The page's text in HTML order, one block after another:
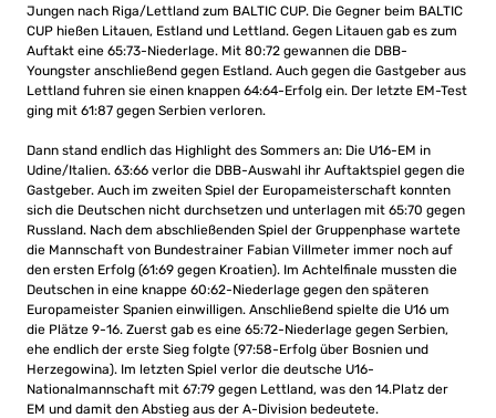
Jungen nach Riga/Lettland zum BALTIC CUP. Die Gegner beim BALTIC
CUP hießen Litauen, Estland und Lettland. Gegen Litauen gab es zum
Auftakt eine 65:73-Niederlage. Mit 80:72 gewannen die DBB-
Youngster anschließend gegen Estland. Auch gegen die Gastgeber aus
Lettland fuhren sie einen knappen 64:64-Erfolg ein. Der letzte EM-Test
ging mit 61:87 gegen Serbien verloren.
Dann stand endlich das Highlight des Sommers an: Die U16-EM in
Udine/Italien. 63:66 verlor die DBB-Auswahl ihr Auftaktspiel gegen die
Gastgeber. Auch im zweiten Spiel der Europameisterschaft konnten
sich die Deutschen nicht durchsetzen und unterlagen mit 65:70 gegen
Russland. Nach dem abschließenden Spiel der Gruppenphase wartete
die Mannschaft von Bundestrainer Fabian Villmeter immer noch auf
den ersten Erfolg (61:69 gegen Kroatien). Im Achtelfinale mussten die
Deutschen in eine knappe 60:62-Niederlage gegen den späteren
Europameister Spanien einwilligen. Anschließend spielte die U16 um
die Plätze 9-16. Zuerst gab es eine 65:72-Niederlage gegen Serbien,
ehe endlich der erste Sieg folgte (97:58-Erfolg über Bosnien und
Herzegowina). Im letzten Spiel verlor die deutsche U16-
Nationalmannschaft mit 67:79 gegen Lettland, was den 14.Platz der
EM und damit den Abstieg aus der A-Division bedeutete.